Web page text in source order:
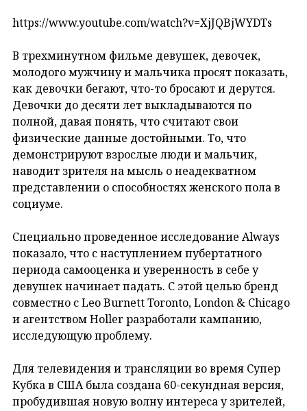
https://www.youtube.com/watch?v=XjJQBjWYDTs
В трехминутном фильме девушек, девочек,
молодого мужчину и мальчика просят показать,
как девочки бегают, что-то бросают и дерутся.
Девочки до десяти лет выкладываются по
полной, давая понять, что считают свои
физические данные достойными. То, что
демонстрируют взрослые люди и мальчик,
наводит зрителя на мысль о неадекватном
представлении о способностях женского пола в
социуме.
Специально проведенное исследование Always
показало, что с наступлением пубертатного
периода самооценка и уверенность в себе у
девушек начинает падать. С этой целью бренд
совместно с Leo Burnett Toronto, London & Chicago
и агентством Holler разработали кампанию,
исследующую проблему.
Для телевидения и трансляции во время Супер
Кубка в США была создана 60-секундная версия,
пробудившая новую волну интереса у зрителей,